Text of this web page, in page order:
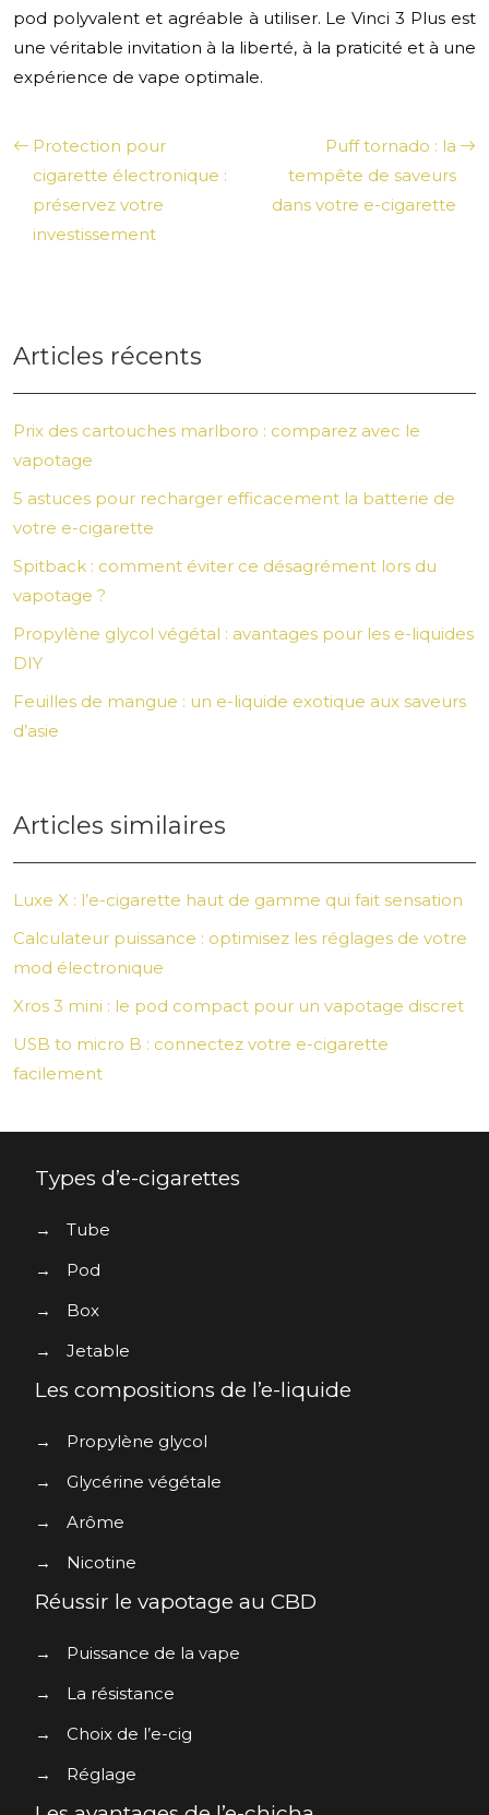
pod polyvalent et agréable à utiliser. Le Vinci 3 Plus est
une véritable invitation à la liberté, à la praticité et à une
expérience de vape optimale.
Protection pour
cigarette électronique :
préservez votre
investissement
Puff tornado : la
tempête de saveurs
dans votre e-cigarette
Articles récents
Prix des cartouches marlboro : comparez avec le
vapotage
5 astuces pour recharger efficacement la batterie de
votre e-cigarette
Spitback : comment éviter ce désagrément lors du
vapotage ?
Propylène glycol végétal : avantages pour les e-liquides
DIY
Feuilles de mangue : un e-liquide exotique aux saveurs
d’asie
Articles similaires
Luxe X : l’e-cigarette haut de gamme qui fait sensation
Calculateur puissance : optimisez les réglages de votre
mod électronique
Xros 3 mini : le pod compact pour un vapotage discret
USB to micro B : connectez votre e-cigarette
facilement
Types d’e-cigarettes
→
Tube
→
Pod
→
Box
→
Jetable
Les compositions de l’e-liquide
→
Propylène glycol
→
Glycérine végétale
→
Arôme
→
Nicotine
Réussir le vapotage au CBD
→
Puissance de la vape
→
La résistance
→
Choix de l’e-cig
→
Réglage